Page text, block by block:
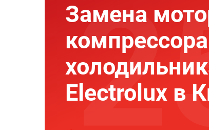
Замена
компрессора
Electrolux в